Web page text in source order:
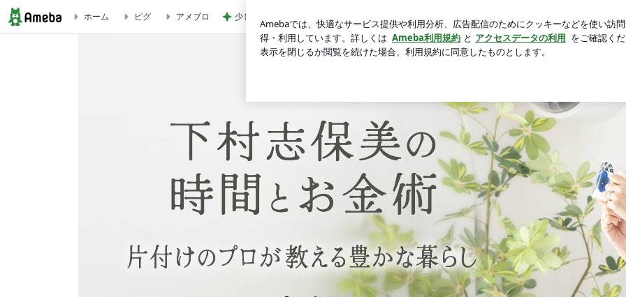
【服がない！！】二拠点生活の難しさ | 下村志保美オフィシャルブログ「下村志保美の時間とお金術」Powered by Ameba
ホーム ピグ アメブロ 少し混んでいる整形外科での7人待ち